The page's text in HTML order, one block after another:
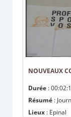
NOUVEAUX
Durée :
Résumé :
Lieux : Epinal